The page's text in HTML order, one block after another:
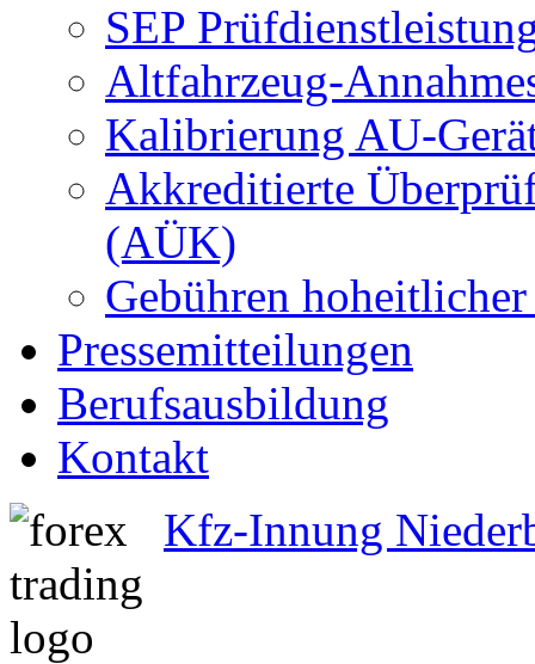
SEP
Altfahrzeug-
Kalibrierung AU-
Akkreditierte
(AÜK)
Gebühren
Pressemitteilungen
Berufsausbildung
Kontakt
Kfz-Innung